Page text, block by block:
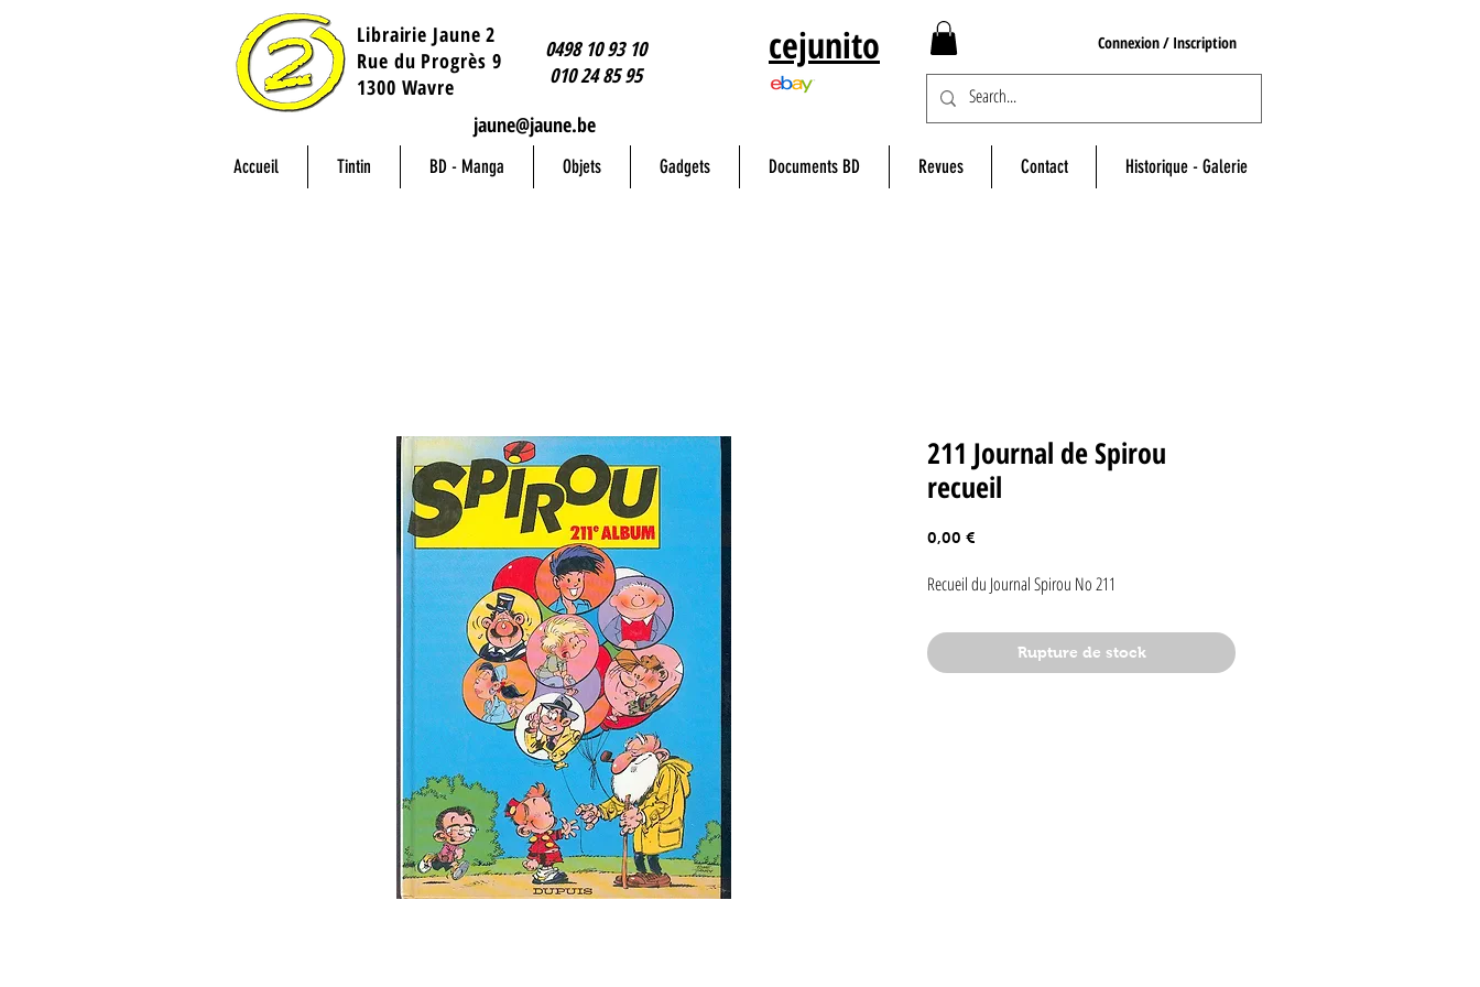
Librairie Jaune 2
​Rue du Progrès 9
1300 Wavre
0498 10 93 10
010 24 85 95
jaune@jaune.be
cejunito Connexion / Inscription
Accueil Tintin BD - Manga Objets Gadgets Documents BD Revues Contact Historique - Galerie
211 Journal de Spirou
recueil
0,00 €
Recueil du Journal Spirou No 211
Rupture de stock